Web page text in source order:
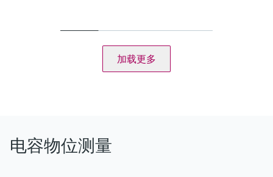
过程压力（绝压）/最大过压限定值
绝缘材料：FEP、PFA
316L
加载更多
电容物位测量